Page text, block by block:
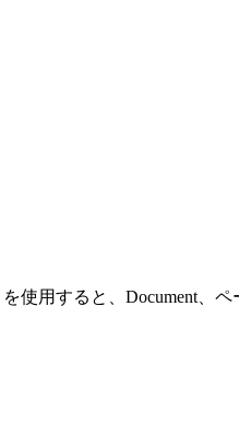
を使用すると、Document